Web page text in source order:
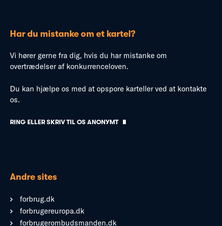
Har du mistanke om et kartel?
Vi hører gerne fra dig, hvis du har mistanke om
overtrædelser af konkurrenceloven.
Du kan hjælpe os med at opspore karteller ved at kontakte
os.
RING ELLER SKRIV TIL OS ANONYMT
Andre sites
forbrug.dk
forbrugereuropa.dk
forbrugerombudsmanden.dk